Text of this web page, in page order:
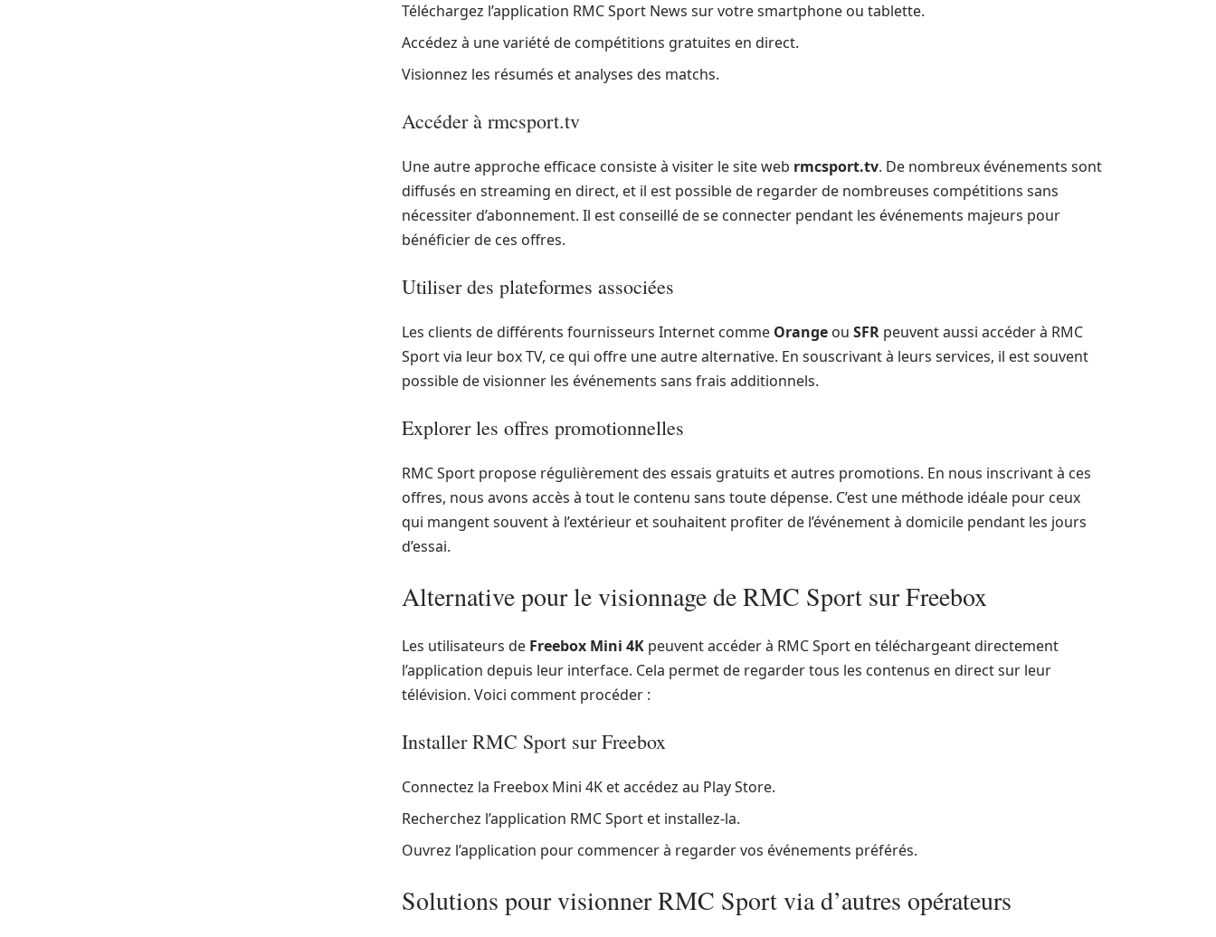
Téléchargez l’application RMC Sport News sur votre smartphone ou tablette.
Accédez à une variété de compétitions gratuites en direct.
Visionnez les résumés et analyses des matchs.
Accéder à rmcsport.tv
Une autre approche efficace consiste à visiter le site web rmcsport.tv. De nombreux événements sont
diffusés en streaming en direct, et il est possible de regarder de nombreuses compétitions sans
nécessiter d’abonnement. Il est conseillé de se connecter pendant les événements majeurs pour
bénéficier de ces offres.
Utiliser des plateformes associées
Les clients de différents fournisseurs Internet comme Orange ou SFR peuvent aussi accéder à RMC
Sport via leur box TV, ce qui offre une autre alternative. En souscrivant à leurs services, il est souvent
possible de visionner les événements sans frais additionnels.
Explorer les offres promotionnelles
RMC Sport propose régulièrement des essais gratuits et autres promotions. En nous inscrivant à ces
offres, nous avons accès à tout le contenu sans toute dépense. C’est une méthode idéale pour ceux
qui mangent souvent à l’extérieur et souhaitent profiter de l’événement à domicile pendant les jours
d’essai.
Alternative pour le visionnage de RMC Sport sur Freebox
Les utilisateurs de Freebox Mini 4K peuvent accéder à RMC Sport en téléchargeant directement
l’application depuis leur interface. Cela permet de regarder tous les contenus en direct sur leur
télévision. Voici comment procéder :
Installer RMC Sport sur Freebox
Connectez la Freebox Mini 4K et accédez au Play Store.
Recherchez l’application RMC Sport et installez-la.
Ouvrez l’application pour commencer à regarder vos événements préférés.
Solutions pour visionner RMC Sport via d’autres opérateurs